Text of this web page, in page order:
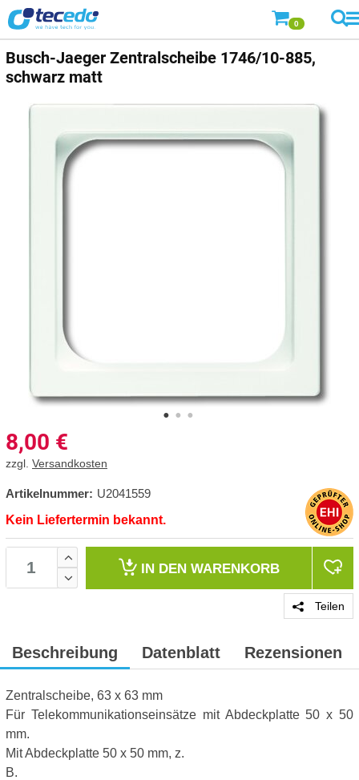
0
Busch-Jaeger Zentralscheibe 1746/10-885,
schwarz matt
8,00 €
zzgl. Versandkosten
Artikelnummer: U2041559
Kein Liefertermin bekannt.
IN DEN WARENKORB
Teilen
Beschreibung Datenblatt Rezensionen
Zentralscheibe, 63 x 63 mm
Für Telekommunikationseinsätze mit Abdeckplatte 50 x 50
mm.
Mit Abdeckplatte 50 x 50 mm, z.
B.